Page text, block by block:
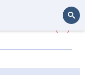
(0)